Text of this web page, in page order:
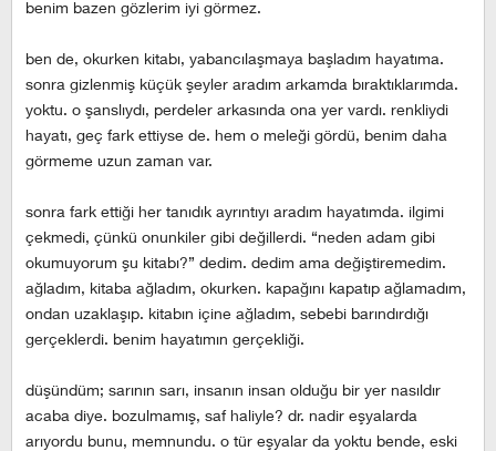
benim bazen gözlerim iyi görmez.
ben de, okurken kitabı, yabancılaşmaya başladım hayatıma.
sonra gizlenmiş küçük şeyler aradım arkamda bıraktıklarımda.
yoktu. o şanslıydı, perdeler arkasında ona yer vardı. renkliydi
hayatı, geç fark ettiyse de. hem o meleği gördü, benim daha
görmeme uzun zaman var.
sonra fark ettiği her tanıdık ayrıntıyı aradım hayatımda. ilgimi
çekmedi, çünkü onunkiler gibi değillerdi. “neden adam gibi
okumuyorum şu kitabı?” dedim. dedim ama değiştiremedim.
ağladım, kitaba ağladım, okurken. kapağını kapatıp ağlamadım,
ondan uzaklaşıp. kitabın içine ağladım, sebebi barındırdığı
gerçeklerdi. benim hayatımın gerçekliği.
düşündüm; sarının sarı, insanın insan olduğu bir yer nasıldır
acaba diye. bozulmamış, saf haliyle? dr. nadir eşyalarda
arıyordu bunu, memnundu. o tür eşyalar da yoktu bende, eski